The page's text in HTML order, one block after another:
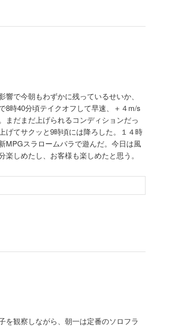
で今朝もわずかに残っているせいか、
8時40分頃テイクオフして早速、＋４m/s
まだまだ上げられるコンディションだっ
げてサクッと9時頃には降ろした。１４時
MPGスラロームパラで遊んだ。今日は風
しめたし、お客様も楽しめたと思う。
を観察しながら、朝一は定番のソロフラ